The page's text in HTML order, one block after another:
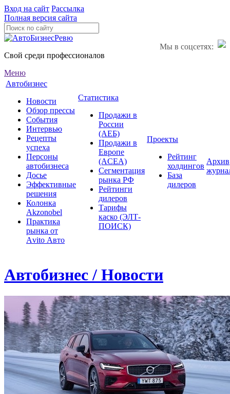
Вход на сайт Рассылка
Полная версия сайта
Мы в соцсетях:
Свой среди профессионалов
Меню
Автобизнес
Новости
Обзор прессы
События
Интервью
Рецепты
успеха
Персоны
автобизнеса
Досье
Эффективные
решения
Колонка
Akzonobel
Практика
рынка от
Аvito Авто
Статистика
Продажи в
России
(АЕБ)
Продажи в
Европе
(ACEA)
Сегментация
рынка РФ
Рейтинги
дилеров
Тарифы
каско (ЭЛТ-
ПОИСК)
Проекты
Рейтинг
холдингов
База
дилеров
Архив
Автобизнес / Новости